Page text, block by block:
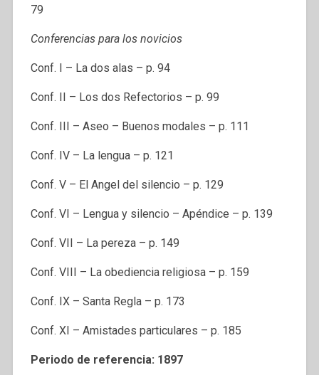
79
Conferencias para los novicios
Conf. I – La dos alas – p. 94
Conf. II – Los dos Refectorios – p. 99
Conf. III – Aseo – Buenos modales – p. 111
Conf. IV – La lengua – p. 121
Conf. V – El Angel del silencio – p. 129
Conf. VI – Lengua y silencio – Apéndice – p. 139
Conf. VII – La pereza – p. 149
Conf. VIII – La obediencia religiosa – p. 159
Conf. IX – Santa Regla – p. 173
Conf. XI – Amistades particulares – p. 185
Periodo de referencia: 1897